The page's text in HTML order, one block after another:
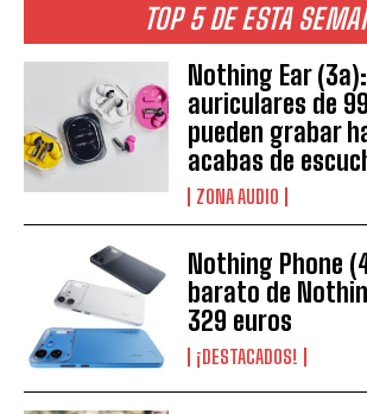
TOP 5 DE ESTA
Nothing Ear
auriculares de
pueden grabar
acabas de
ZONA AUDIO
Nothing Phone
barato de
329 euros
¡DESTACADOS!